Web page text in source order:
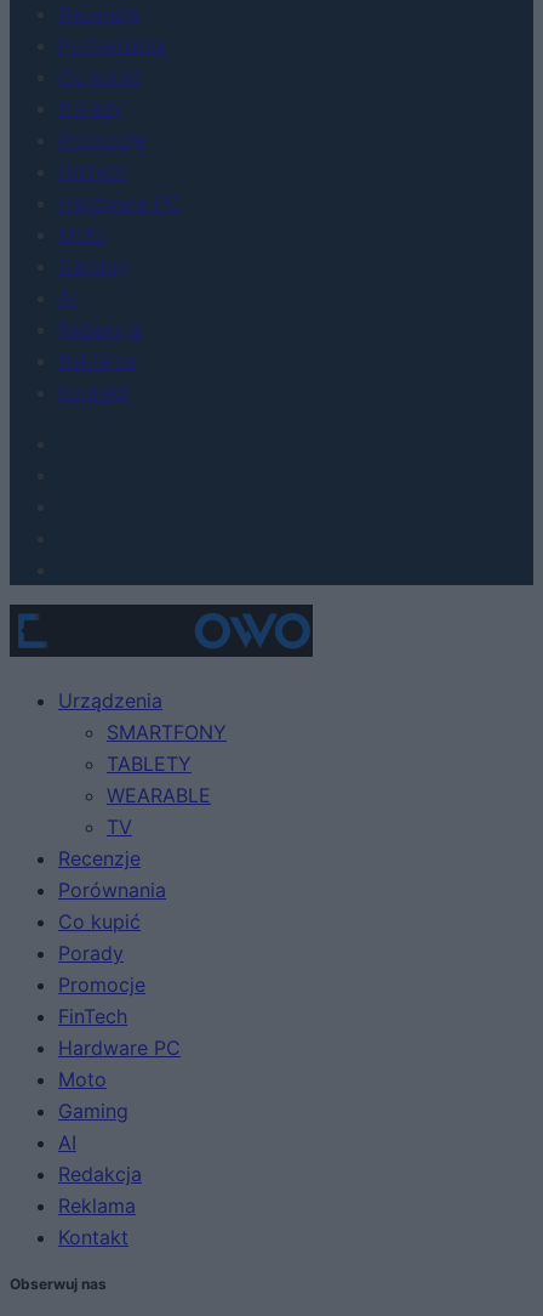
Recenzje
Porównania
Co kupić
Porady
Promocje
FinTech
Hardware PC
Moto
Gaming
AI
Redakcja
Reklama
Kontakt
Urządzenia
SMARTFONY
TABLETY
WEARABLE
TV
Recenzje
Porównania
Co kupić
Porady
Promocje
FinTech
Hardware PC
Moto
Gaming
AI
Redakcja
Reklama
Kontakt
Obserwuj nas